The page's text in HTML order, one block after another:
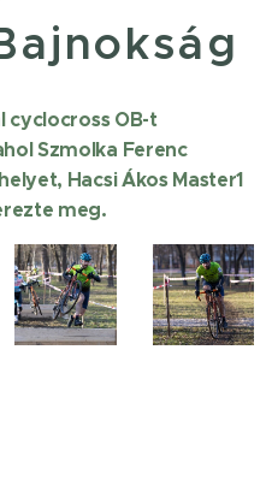
cyclocross OB-t
Szmolka Ferenc
Hacsi Ákos Master1
meg.